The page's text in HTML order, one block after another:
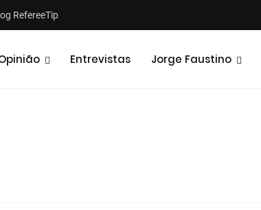
RefereeTip
Entrevistas Jorge Faustino